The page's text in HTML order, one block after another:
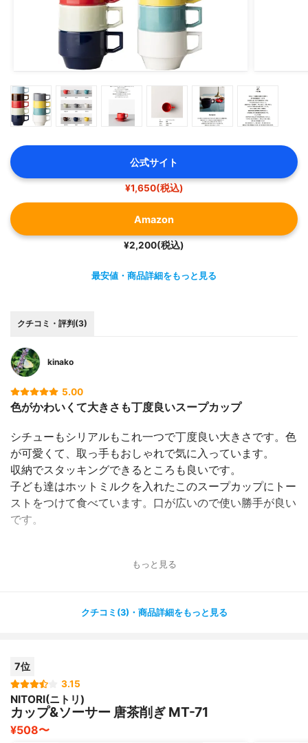
公式サイト
¥1,650(税込)
Amazon
¥2,200(税込)
最安値・商品詳細をもっと見る
クチコミ・評判(3)
kinako
5.00
色がかわいくて大きさも丁度良いスープカップ
シチューもシリアルもこれ一つで丁度良い大きさです。色
が可愛くて、取っ手もおしゃれで気に入っています。
収納でスタッキングできるところも良いです。
子ども達はホットミルクを入れたこのスープカップにトー
ストをつけて食べています。口が広いので使い勝手が良い
です。
もっと見る
クチコミ(3)・商品詳細をもっと見る
7位
3.15
NITORI(ニトリ)
カップ&ソーサー 唐茶削ぎ MT-71
¥508〜